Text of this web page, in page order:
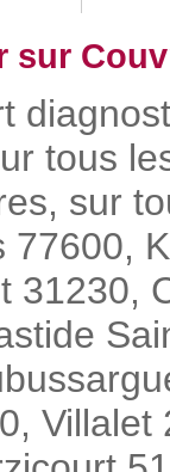
tous
sur
77600,
31230,